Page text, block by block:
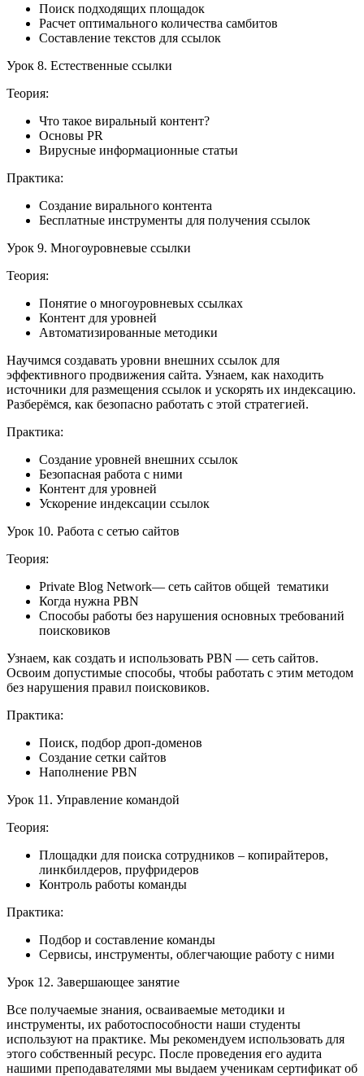
Поиск подходящих площадок
Расчет оптимального количества самбитов
Составление текстов для ссылок
Урок 8. Естественные ссылки
Теория:
Что такое виральный контент?
Основы PR
Вирусные информационные статьи
Практика:
Создание вирального контента
Бесплатные инструменты для получения ссылок
Урок 9. Многоуровневые ссылки
Теория:
Понятие о многоуровневых ссылках
Контент для уровней
Автоматизированные методики
Научимся создавать уровни внешних ссылок для
эффективного продвижения сайта. Узнаем, как находить
источники для размещения ссылок и ускорять их индексацию.
Разберёмся, как безопасно работать с этой стратегией.
Практика:
Создание уровней внешних ссылок
Безопасная работа с ними
Контент для уровней
Ускорение индексации ссылок
Урок 10. Работа с сетью сайтов
Теория:
Private Blog Network— сеть сайтов общей тематики
Когда нужна PBN
Способы работы без нарушения основных требований
поисковиков
Узнаем, как создать и использовать PBN — сеть сайтов.
Освоим допустимые способы, чтобы работать с этим методом
без нарушения правил поисковиков.
Практика:
Поиск, подбор дроп-доменов
Создание сетки сайтов
Наполнение PBN
Урок 11. Управление командой
Теория:
Площадки для поиска сотрудников – копирайтеров,
линкбилдеров, пруфридеров
Контроль работы команды
Практика:
Подбор и составление команды
Сервисы, инструменты, облегчающие работу с ними
Урок 12. Завершающее занятие
Все получаемые знания, осваиваемые методики и
инструменты, их работоспособности наши студенты
используют на практике. Мы рекомендуем использовать для
этого собственный ресурс. После проведения его аудита
нашими преподавателями мы выдаем ученикам сертификат об